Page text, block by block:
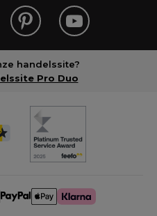
handelssite?
Pro Duo